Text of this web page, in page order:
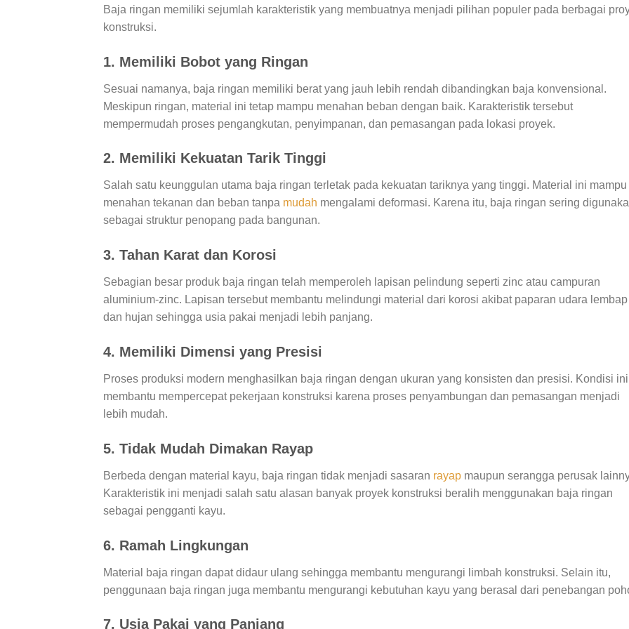
Baja ringan memiliki sejumlah karakteristik yang membuatnya menjadi pilihan populer pada berbagai
konstruksi.
1. Memiliki Bobot yang Ringan
Sesuai namanya, baja ringan memiliki berat yang jauh lebih rendah dibandingkan baja konvensional.
Meskipun ringan, material ini tetap mampu menahan beban dengan baik. Karakteristik tersebut
mempermudah proses pengangkutan, penyimpanan, dan pemasangan pada lokasi proyek.
2. Memiliki Kekuatan Tarik Tinggi
Salah satu keunggulan utama baja ringan terletak pada kekuatan tariknya yang tinggi. Material ini mampu
menahan tekanan dan beban tanpa mudah mengalami deformasi. Karena itu, baja ringan sering
sebagai struktur penopang pada bangunan.
3. Tahan Karat dan Korosi
Sebagian besar produk baja ringan telah memperoleh lapisan pelindung seperti zinc atau campuran
aluminium-zinc. Lapisan tersebut membantu melindungi material dari korosi akibat paparan udara lembap
dan hujan sehingga usia pakai menjadi lebih panjang.
4. Memiliki Dimensi yang Presisi
Proses produksi modern menghasilkan baja ringan dengan ukuran yang konsisten dan presisi. Kondisi ini
membantu mempercepat pekerjaan konstruksi karena proses penyambungan dan pemasangan menjadi
lebih mudah.
5. Tidak Mudah Dimakan Rayap
Berbeda dengan material kayu, baja ringan tidak menjadi sasaran rayap maupun serangga perusak
Karakteristik ini menjadi salah satu alasan banyak proyek konstruksi beralih menggunakan baja ringan
sebagai pengganti kayu.
6. Ramah Lingkungan
Material baja ringan dapat didaur ulang sehingga membantu mengurangi limbah konstruksi. Selain itu,
penggunaan baja ringan juga membantu mengurangi kebutuhan kayu yang berasal dari penebangan
7. Usia Pakai yang Panjang